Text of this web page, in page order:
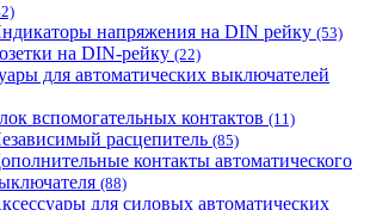
напряжения на DIN рейку (53)
на DIN-рейку (22)
для автоматических выключателей
вспомогательных контактов (11)
расцепитель (85)
контакты автоматического
(88)
для силовых автоматических